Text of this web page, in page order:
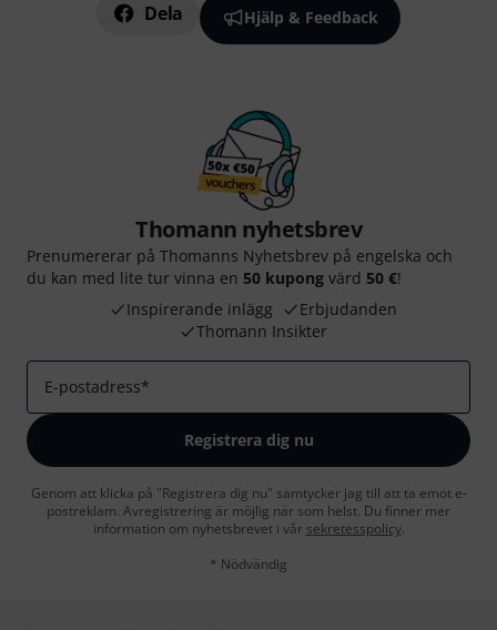
Dela Hjälp & Feedback
Thomann nyhetsbrev
Prenumererar på Thomanns Nyhetsbrev på engelska och
du kan med lite tur vinna en 50 kupong värd 50 €!
Inspirerande inlägg
Erbjudanden
Thomann Insikter
E-postadress*
Registrera dig nu
Genom att klicka på "Registrera dig nu" samtycker jag till att ta emot e-
postreklam. Avregistrering är möjlig när som helst. Du finner mer
information om nyhetsbrevet i vår sekretesspolicy.
* Nödvändig